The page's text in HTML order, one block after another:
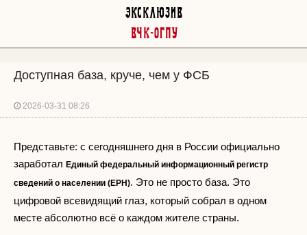
Эксклюзив
ВЧК-ОГПУ
Доступная база, круче, чем у ФСБ
2026-03-31 08:26
Представьте: с сегодняшнего дня в России официально
заработал Единый федеральный информационный регистр
сведений о населении (ЕРН). Это не просто база. Это
цифровой всевидящий глаз, который собрал в одном
месте абсолютно всё о каждом жителе страны.